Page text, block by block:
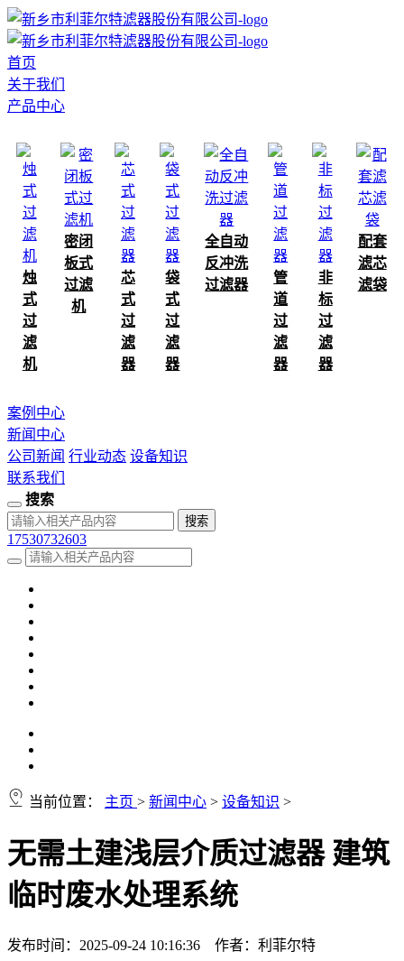
首页
关于我们
产品中心
烛
式
过
滤
机
密闭
板式
过滤
机
芯
式
过
滤
器
袋
式
过
滤
器
全自动
反冲洗
过滤器
管
道
过
滤
器
非
标
过
滤
器
配套
滤芯
滤袋
案例中心
新闻中心
公司新闻 行业动态 设备知识
联系我们
搜索
17530732603
当前位置： 主页 > 新闻中心 > 设备知识 >
无需土建浅层介质过滤器 建筑
临时废水处理系统
发布时间：2025-09-24 10:16:36 作者：利菲尔特